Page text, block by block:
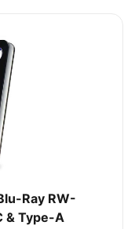
Ray RW-
& Type-A